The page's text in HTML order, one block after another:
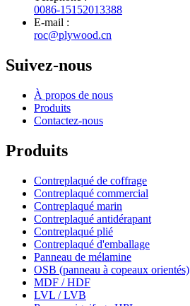
0086-15152013388
E-mail :
roc@plywood.cn
Suivez-nous
À propos de nous
Produits
Contactez-nous
Produits
Contreplaqué de coffrage
Contreplaqué commercial
Contreplaqué marin
Contreplaqué antidérapant
Contreplaqué plié
Contreplaqué d'emballage
Panneau de mélamine
OSB (panneau à copeaux orientés)
MDF / HDF
LVL / LVB